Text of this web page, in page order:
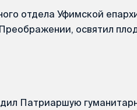
отдела Уфимской
освятил
Патриаршую